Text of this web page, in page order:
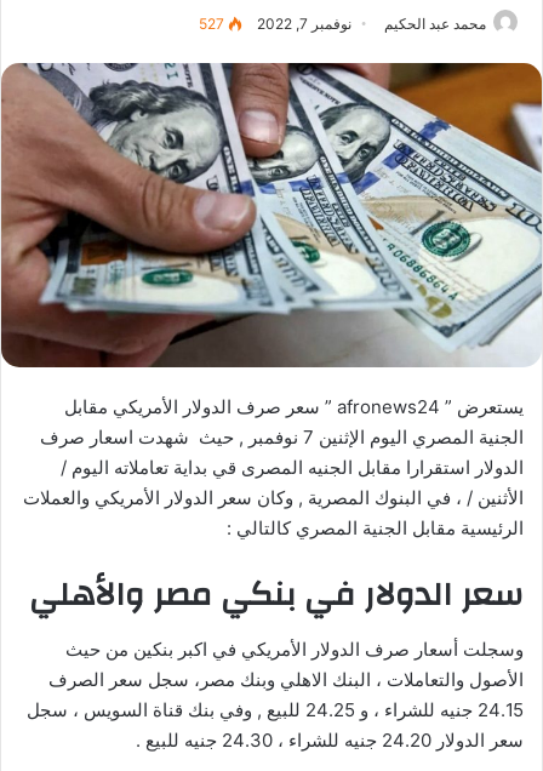
محمد عبد الحكيم نوفمبر 7, 2022 527
يستعرض ” afronews24 ” سعر صرف الدولار الأمريكي مقابل
الجنية المصري اليوم الإثنين 7 نوفمبر , حيث شهدت اسعار صرف
الدولار استقرارا مقابل الجنيه المصرى قي بداية تعاملاته اليوم /
الأثنين / ، في البنوك المصرية , وكان سعر الدولار الأمريكي والعملات
الرئيسية مقابل الجنية المصري كالتالي :
سعر الدولار في بنكي مصر والأهلي
وسجلت أسعار صرف الدولار الأمريكي في اكبر بنكين من حيث
الأصول والتعاملات ، البنك الاهلي وبنك مصر، سجل سعر الصرف
24.15 جنيه للشراء ، و 24.25 للبيع , وفي بنك قناة السويس ، سجل
سعر الدولار 24.20 جنيه للشراء ، 24.30 جنيه للبيع .